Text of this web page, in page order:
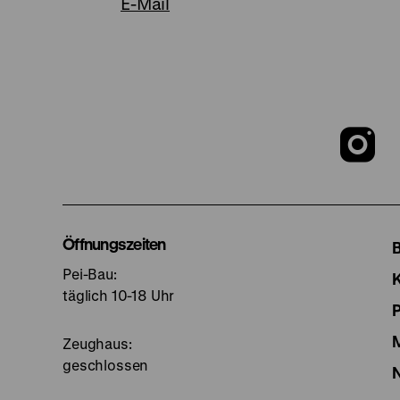
Zu
Öffnungszeiten
Pei-Bau:
täglich 10-18 Uhr
Zeughaus:
geschlossen